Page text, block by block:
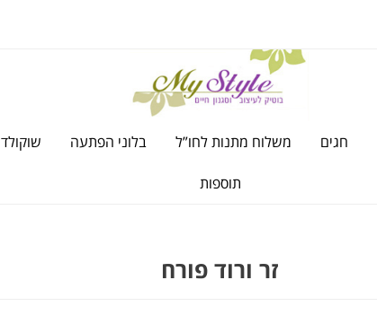
חגים משלוח מתנות לחו”ל בלוני הפתעה שוקולד
תוספות
זר ורוד פורח